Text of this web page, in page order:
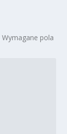
Wymagane pola